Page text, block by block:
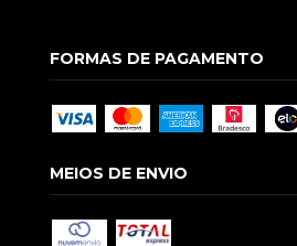
FORMAS DE PAGAMENTO
MEIOS DE ENVIO